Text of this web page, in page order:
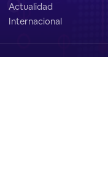
Actualidad
Internacional